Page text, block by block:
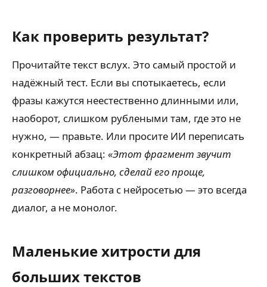
Как проверить результат?
Прочитайте текст вслух. Это самый простой и
надёжный тест. Если вы спотыкаетесь, если
фразы кажутся неестественно длинными или,
наоборот, слишком рублеными там, где это не
нужно, — правьте. Или просите ИИ переписать
конкретный абзац: «Этот фрагмент звучит
слишком официально, сделай его проще,
разговорнее». Работа с нейросетью — это всегда
диалог, а не монолог.
Маленькие хитрости для
больших текстов